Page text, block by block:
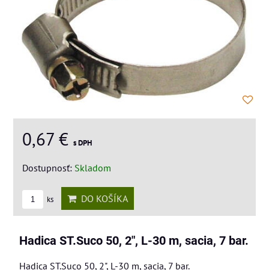
0,67 € s DPH
Dostupnosť: Skladom
ks DO KOŠÍKA
Hadica ST.Suco 50, 2", L-30 m, sacia, 7 bar.
Hadica ST.Suco 50, 2", L-30 m, sacia, 7 bar.